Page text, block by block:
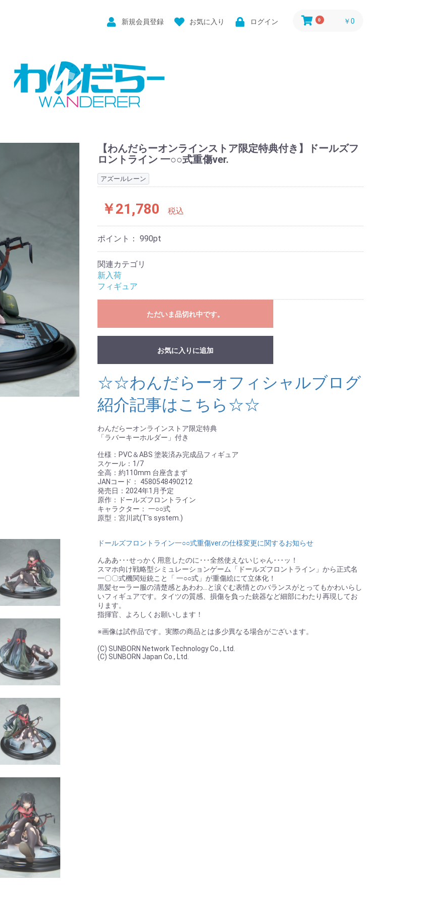
新規会員登録 お気に入り ログイン 0 ￥0
【わんだらーオンラインストア限定特典付き】ドールズフ
ロントライン 一○○式重傷ver.
アズールレーン
￥21,780 税込
ポイント： 990pt
関連カテゴリ
新入荷
フィギュア
ただいま品切れ中です。
お気に入りに追加
☆☆わんだらーオフィシャルブログ
紹介記事はこちら☆☆
わんだらーオンラインストア限定特典
「ラバーキーホルダー」付き
仕様：PVC＆ABS 塗装済み完成品フィギュア
スケール：1/7
全高：約110mm 台座含まず
JANコード： 4580548490212
発売日：2024年1月予定
原作：ドールズフロントライン
キャラクター： 一○○式
原型：宮川武(T's system.)
ドールズフロントライン一○○式重傷ver.の仕様変更に関するお知らせ
んああ･･･せっかく用意したのに･･･全然使えないじゃん･･･ッ！
スマホ向け戦略型シミュレーションゲーム「ドールズフロントライン」から正式名
一〇〇式機関短銃こと「 一○○式」が重傷絵にて立体化！
黒髪セーラー服の清楚感とあわわ…と涙ぐむ表情とのバランスがとってもかわいらし
いフィギュアです。タイツの質感、損傷を負った銃器など細部にわたり再現してお
ります。
指揮官、よろしくお願いします！
※画像は試作品です。実際の商品とは多少異なる場合がございます。
(C) SUNBORN Network Technology Co., Ltd.
(C) SUNBORN Japan Co., Ltd.